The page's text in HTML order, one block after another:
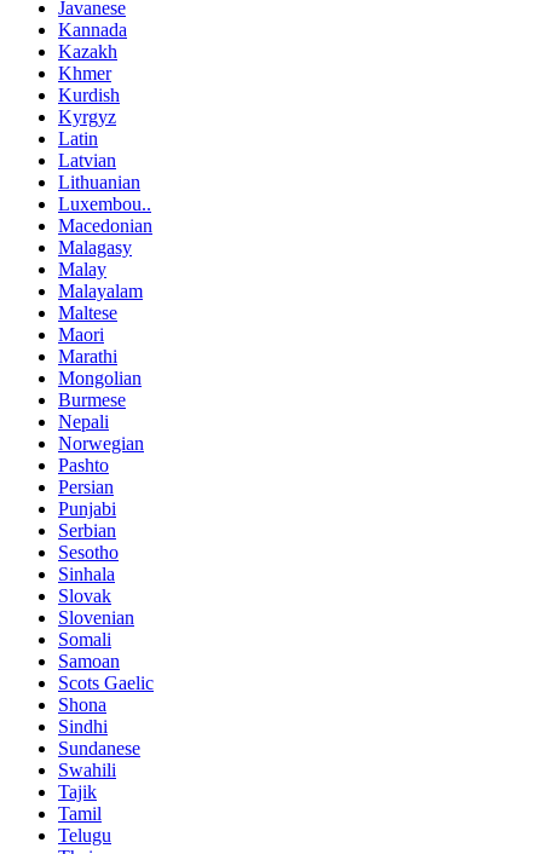
Javanese
Kannada
Kazakh
Khmer
Kurdish
Kyrgyz
Latin
Latvian
Lithuanian
Luxembou..
Macedonian
Malagasy
Malay
Malayalam
Maltese
Maori
Marathi
Mongolian
Burmese
Nepali
Norwegian
Pashto
Persian
Punjabi
Serbian
Sesotho
Sinhala
Slovak
Slovenian
Somali
Samoan
Scots Gaelic
Shona
Sindhi
Sundanese
Swahili
Tajik
Tamil
Telugu